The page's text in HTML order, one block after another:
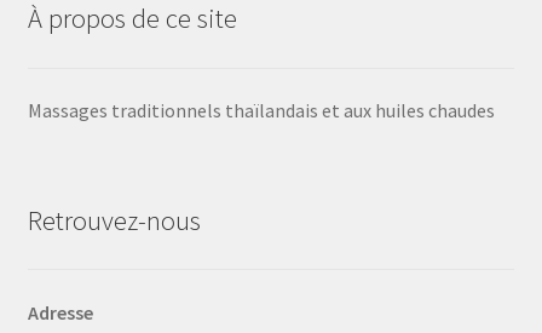
À propos de ce site
Massages traditionnels thaïlandais et aux huiles chaudes
Retrouvez-nous
Adresse